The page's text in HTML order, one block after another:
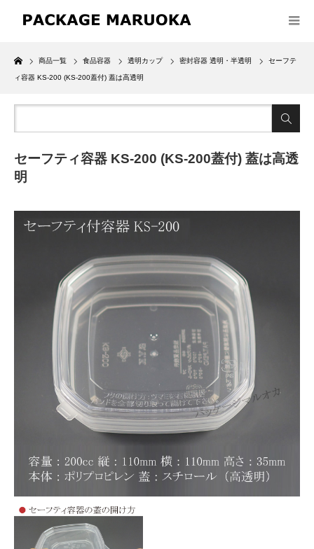
Home
商品一覧 食品容器 透明カップ 密封容器 透明・半透明 セーフテ
ィ容器 KS-200 (KS-200蓋付) 蓋は高透明
セーフティ容器 KS-200 (KS-200蓋付) 蓋は高透
明